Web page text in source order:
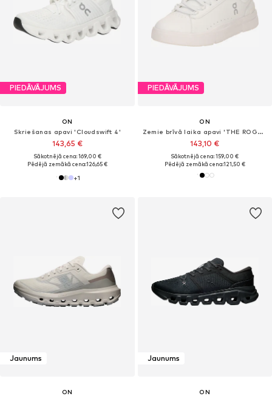
PIEDĀVĀJUMS
ON
Skriešanas apavi 'Cloudswift 4'
143,65 €
Sākotnējā cena: 169,00 €
Pēdējā zemākā cena:126,65 €
+1
PIEDĀVĀJUMS
ON
Zemie brīvā laika apavi 'THE ROGER Advantage'
143,10 €
Sākotnējā cena: 159,00 €
Pēdējā zemākā cena:121,50 €
Jaunums
ON
Jaunums
ON